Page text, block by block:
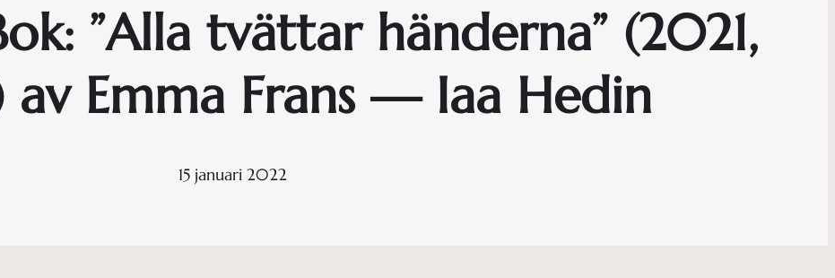
”Alla tvättar händerna” (2021,
Emma Frans — Iaa Hedin
15 januari 2022